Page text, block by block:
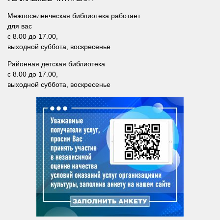
Т-Ш
Тулинская сельская библиотека №37
Улыбинская сельская библиотека №24
Ургунская сельская библиотека №25
Усть-Чемская сельская библиотека №26
Чернореченская сельская библиотека №41
Сельская библиотека д. Шадрино №42
Шибковская сельская библиотека №27
Межпоселенческая библиотека
Информационно-библиографический отдел
Межпоселенческая библиотека работает
для вас
с 8.00 до 17.00,
выходной суббота, воскресенье
Районная детская библиотека
с 8.00 до 17.00,
выходной суббота, воскресенье